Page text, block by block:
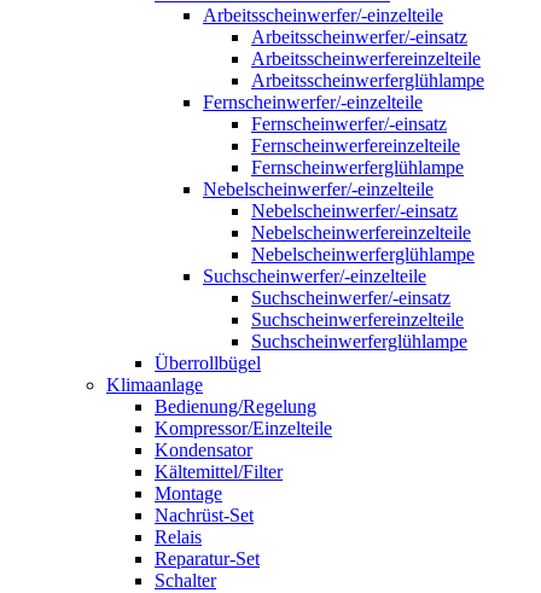
Arbeitsscheinwerfer/-einzelteile
Arbeitsscheinwerfer/-einsatz
Arbeitsscheinwerfereinzelteile
Arbeitsscheinwerferglühlampe
Fernscheinwerfer/-einzelteile
Fernscheinwerfer/-einsatz
Fernscheinwerfereinzelteile
Fernscheinwerferglühlampe
Nebelscheinwerfer/-einzelteile
Nebelscheinwerfer/-einsatz
Nebelscheinwerfereinzelteile
Nebelscheinwerferglühlampe
Suchscheinwerfer/-einzelteile
Suchscheinwerfer/-einsatz
Suchscheinwerfereinzelteile
Suchscheinwerferglühlampe
Überrollbügel
Klimaanlage
Bedienung/Regelung
Kompressor/Einzelteile
Kondensator
Kältemittel/Filter
Montage
Nachrüst-Set
Relais
Reparatur-Set
Schalter